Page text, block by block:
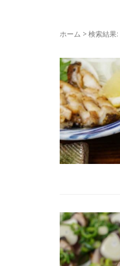
ホーム >検索結果: